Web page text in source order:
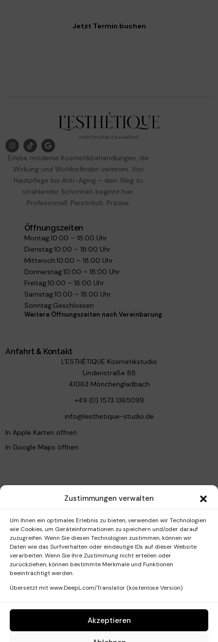
Zustimmungen verwalten
Um Ihnen ein optimales Erlebnis zu bieten, verwenden wir Technologien
wie Cookies, um Geräteinformationen zu speichern und/oder darauf
zuzugreifen. Wenn Sie diesen Technologien zustimmen, können wir
Daten wie das Surfverhalten oder eindeutige IDs auf dieser Website
verarbeiten. Wenn Sie Ihre Zustimmung nicht erteilen oder
zurückziehen, können bestimmte Merkmale und Funktionen
beeinträchtigt werden.
Übersetzt mit www.DeepL.com/Translator (kostenlose Version)
Akzeptieren
Jetzt Termin buchen
Erlebe moderne Kosmetikbehandlungen, die
Wirkung und Wohlbefinden vereinen. Von
Hautpflege bis Anti-Aging – dein Weg zu
strahlender Schönheit beginnt hier.
Professionell. Persönlich. Präzise.
Öffnungszeiten
Montag:10:00 – 18:00 Uhr
Dienstag:10:00 – 18:00 Uhr
Mittwoch:10:00 – 18:00 Uhr
Donnerstag:10:00 – 18:00 Uhr
Freitag:10:00 – 18:00 Uhr
Samstag:10:00 – 18:00 Uhr
Sonntag:Geschlossen
Weitere Öffnungszeiten nach Vereinbarung.
Anfahrt & Kontakt
L'ESTHÉTIQUE Kosmetikstudio
Lindenstraße 88
41063 Mönchengladbach
+49 (0) 1573 1365099
info@lesthetique-studio.de
In Apple Karten öffnen
In Google Maps öffnen
AquaFacial
IMAGE Skincare Peel
Lashes und Brows
Microneedling
Permanent Make-Up
Powered by Potes Media 2026